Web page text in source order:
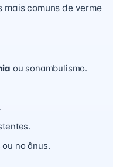
mais comuns de verme
ou sonambulismo.
no ânus.